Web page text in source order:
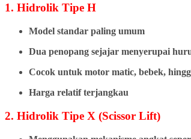
1. Hidrolik Tipe H
Model standar paling umum
Dua penopang sejajar menyerupai
Cocok untuk motor matic, bebek,
Harga relatif terjangkau
2. Hidrolik Tipe X (Scissor Lift)